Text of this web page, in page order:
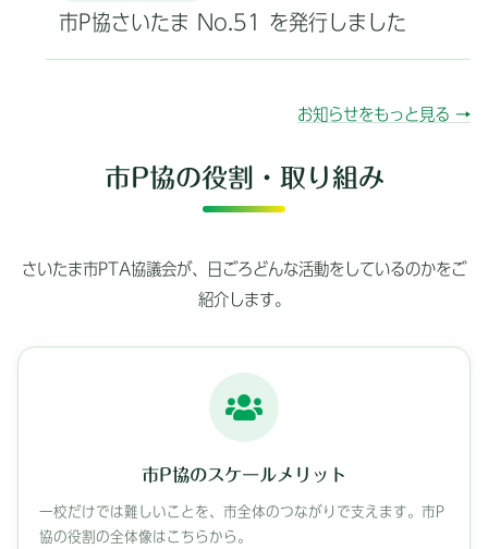
市P協さいたま No.51 を発行しました
お知らせをもっと見る →
市P協の役割・取り組み
さいたま市PTA協議会が、日ごろどんな活動をしているのかをご
紹介します。
市P協のスケールメリット
一校だけでは難しいことを、市全体のつながりで支えます。市P
協の役割の全体像はこちらから。